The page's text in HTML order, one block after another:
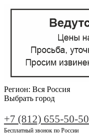
Регион: Вся Россия
Выбрать город
+7 (812) 655-50-50
Бесплатный звонок по России